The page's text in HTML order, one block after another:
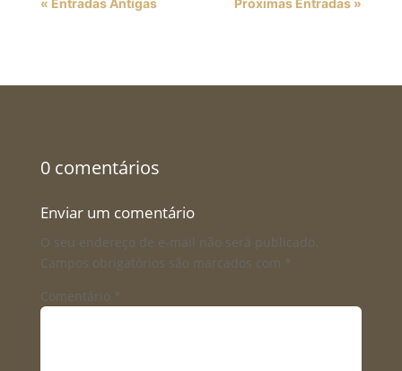
0 comentários
Enviar um comentário
O seu endereço de e-mail não será publicado.
Campos obrigatórios são marcados com *
Comentário *